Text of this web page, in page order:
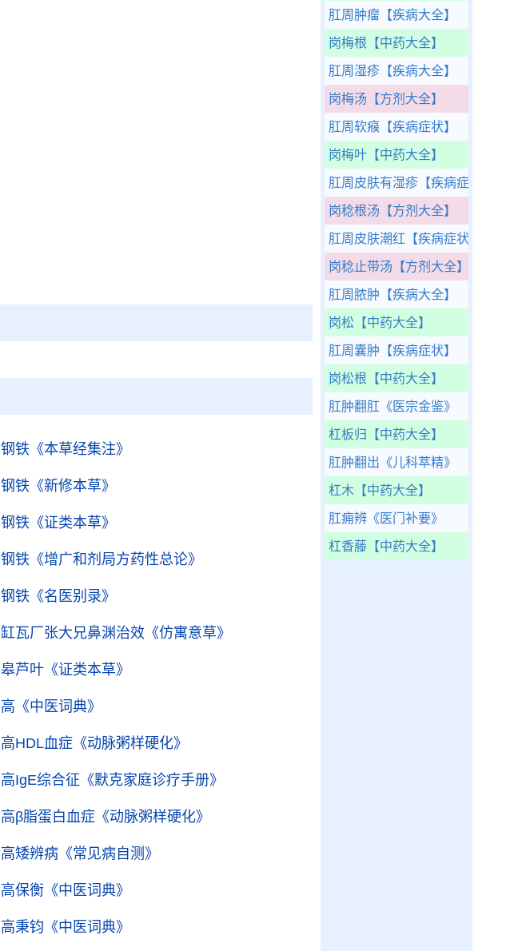
钢铁 《本草经集注》
钢铁 《新修本草》
钢铁 《证类本草》
钢铁 《增广和剂局方药性总论》
钢铁 《名医别录》
缸瓦厂张大兄鼻渊治效 《仿寓意草》
皋芦叶 《证类本草》
高 《中医词典》
高HDL血症 《动脉粥样硬化》
高IgE综合征 《默克家庭诊疗手册》
高β脂蛋白血症 《动脉粥样硬化》
高矮辨病 《常见病自测》
高保衡 《中医词典》
高秉钧 《中医词典》
肛周肿瘤 【疾病大全】
岗梅根 【中药大全】
肛周湿疹 【疾病大全】
岗梅汤 【方剂大全】
肛周软瘊 【疾病症状】
岗梅叶 【中药大全】
肛周皮肤有湿疹 【疾病症状】
岗稔根汤 【方剂大全】
肛周皮肤潮红 【疾病症状】
岗稔止带汤 【方剂大全】
肛周脓肿 【疾病大全】
岗松 【中药大全】
肛周囊肿 【疾病症状】
岗松根 【中药大全】
肛肿翻肛 《医宗金鉴》
杠板归 【中药大全】
肛肿翻出 《儿科萃精》
杠木 【中药大全】
肛痈辨 《医门补要》
杠香藤 【中药大全】